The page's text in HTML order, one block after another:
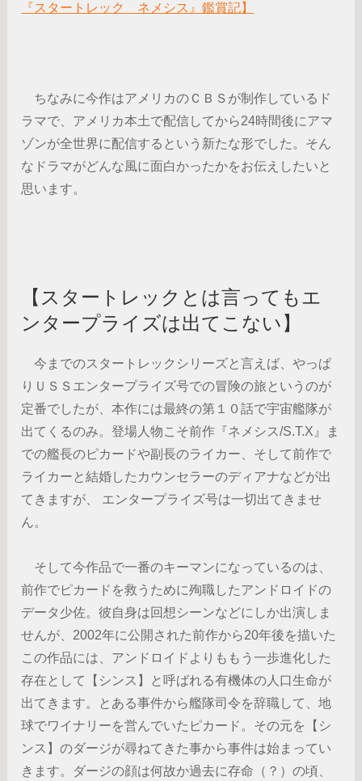
『スタートレック ネメシス』鑑賞記】
ちなみに今作はアメリカのＣＢＳが制作しているド
ラマで、アメリカ本土で配信してから24時間後にアマ
ゾンが全世界に配信するという新たな形でした。そん
なドラマがどんな風に面白かったかをお伝えしたいと
思います。
【スタートレックとは言ってもエ
ンタープライズは出てこない】
今までのスタートレックシリーズと言えば、やっぱ
りＵＳＳエンタープライズ号での冒険の旅というのが
定番でしたが、本作には最終の第１０話で宇宙艦隊が
出てくるのみ。登場人物こそ前作『ネメシス/S.T.X』ま
での艦長のピカードや副長のライカー、そして前作で
ライカーと結婚したカウンセラーのディアナなどが出
てきますが、 エンタープライズ号は一切出てきませ
ん。
そして今作品で一番のキーマンになっているのは、
前作でピカードを救うために殉職したアンドロイドの
データ少佐。彼自身は回想シーンなどにしか出演しま
せんが、2002年に公開された前作から20年後を描いた
この作品には、アンドロイドよりももう一歩進化した
存在として【シンス】と呼ばれる有機体の人口生命が
出てきます。とある事件から艦隊司令を辞職して、地
球でワイナリーを営んでいたピカード。その元を【シ
ンス】のダージが尋ねてきた事から事件は始まってい
きます。ダージの顔は何故か過去に存命（？）の頃、